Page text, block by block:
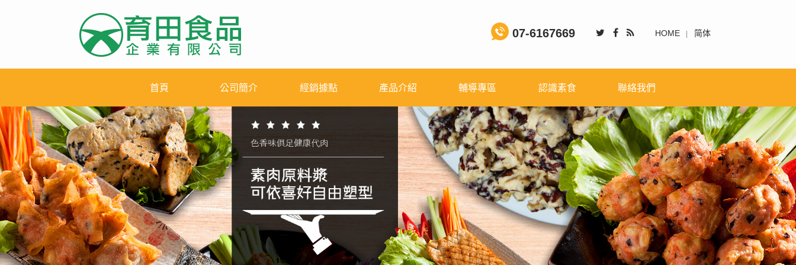
HOME 简体
07-6167669
首頁 公司簡介 經銷據點 產品介紹 輔導專區 認識素食 聯絡我們